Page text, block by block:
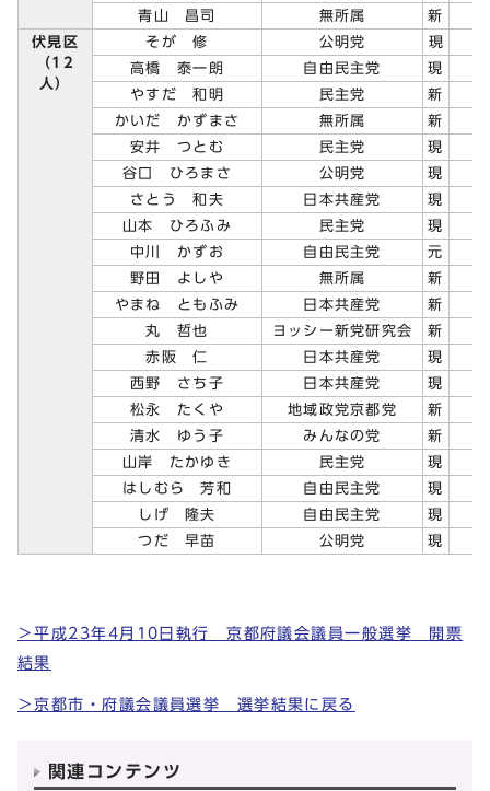
青山 昌司
無所属
新
伏見区
（12
人）
そが 修 公明党
現
高橋 泰一朗
自由民主党
現
やすだ 和明
民主党
新
かいだ かずまさ
無所属
新
安井 つとむ
民主党
現
谷口 ひろまさ
公明党
現
さとう 和夫
日本共産党
現
山本 ひろふみ
民主党
現
中川 かずお
自由民主党
元
野田 よしや
無所属
新
やまね ともふみ
日本共産党
新
丸 哲也
ヨッシー新党研究会
新
赤阪 仁
日本共産党
現
西野 さち子
日本共産党
現
松永 たくや
地域政党京都党
新
清水 ゆう子
みんなの党
新
山岸 たかゆき
民主党
現
はしむら 芳和
自由民主党
現
しげ 隆夫
自由民主党
現
つだ 早苗
公明党 現
＞平成23年4月10日執行 京都府議会議員一般選挙 開票
結果
＞京都市・府議会議員選挙 選挙結果に戻る
関連コンテンツ